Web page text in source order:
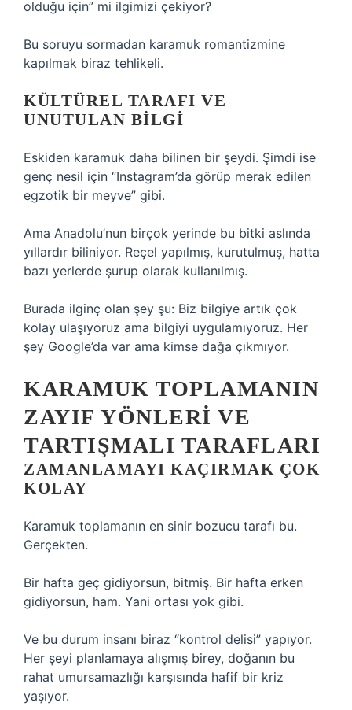
olduğu için” mi ilgimizi çekiyor?
Bu soruyu sormadan karamuk romantizmine
kapılmak biraz tehlikeli.
KÜLTÜREL TARAFI VE
UNUTULAN BILGI
Eskiden karamuk daha bilinen bir şeydi. Şimdi ise
genç nesil için “Instagram’da görüp merak edilen
egzotik bir meyve” gibi.
Ama Anadolu’nun birçok yerinde bu bitki aslında
yıllardır biliniyor. Reçel yapılmış, kurutulmuş, hatta
bazı yerlerde şurup olarak kullanılmış.
Burada ilginç olan şey şu: Biz bilgiye artık çok
kolay ulaşıyoruz ama bilgiyi uygulamıyoruz. Her
şey Google’da var ama kimse dağa çıkmıyor.
KARAMUK TOPLAMANIN
ZAYIF YÖNLERI VE
TARTIŞMALI TARAFLARI
ZAMANLAMAYI KAÇIRMAK ÇOK
KOLAY
Karamuk toplamanın en sinir bozucu tarafı bu.
Gerçekten.
Bir hafta geç gidiyorsun, bitmiş. Bir hafta erken
gidiyorsun, ham. Yani ortası yok gibi.
Ve bu durum insanı biraz “kontrol delisi” yapıyor.
Her şeyi planlamaya alışmış birey, doğanın bu
rahat umursamazlığı karşısında hafif bir kriz
yaşıyor.